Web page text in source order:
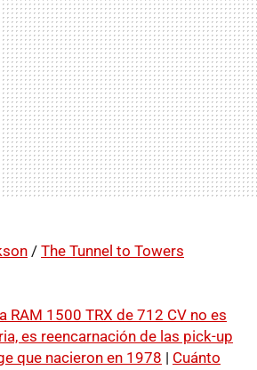
/ The Tunnel to Towers
RAM 1500 TRX de 712 CV no es
es reencarnación de las pick-up
que nacieron en 1978 | Cuánto